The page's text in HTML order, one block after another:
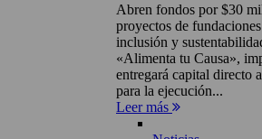
Abren fondos por $30
proyectos de
inclusión y
«Alimenta tu Causa»,
entregará capital directo
para la ejecución...
Leer más